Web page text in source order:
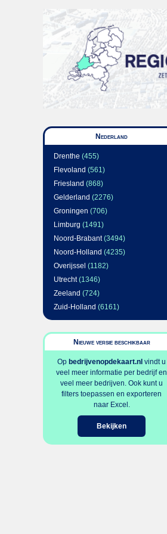
Nederland
Drenthe (455)
Flevoland (561)
Friesland (868)
Gelderland (2276)
Groningen (706)
Limburg (1491)
Noord-Brabant(3494)
Noord-Holland (4235)
Overijssel (1182)
Utrecht(1346)
Zeeland (724)
Zuid-Holland (6161)
Nieuwe versie beschikbaar
Op bedrijvenopdekaart.nl vindt u
veel meer informatie per bedrijf en
veel meer bedrijven. Ook kunt u
filters toepassen en exporteren
naar Excel.
Bekijken